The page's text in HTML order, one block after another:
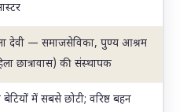
देवी — समाजसेविका, पुण्य आश्रम
छात्रावास) की संस्थापक
बेटियों में सबसे छोटी; वरिष्ठ बहन